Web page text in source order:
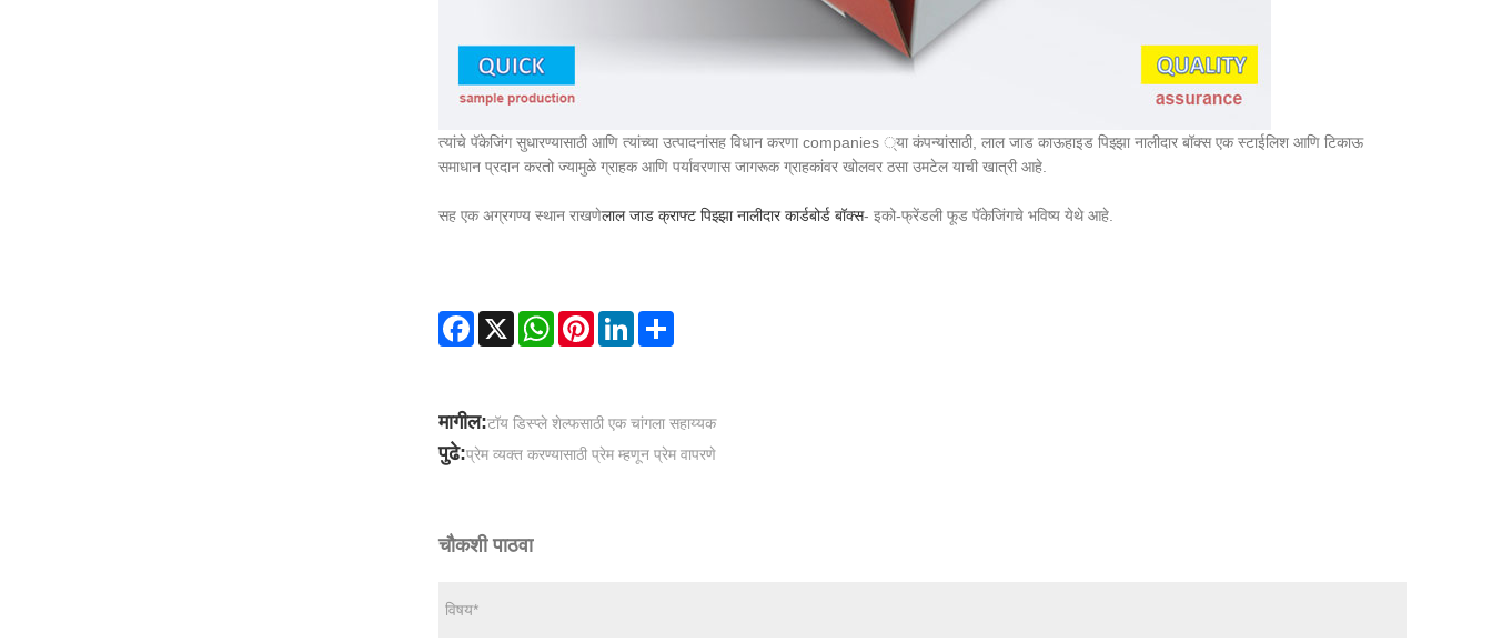
त्यांचे पॅकेजिंग सुधारण्यासाठी आणि त्यांच्या उत्पादनांसह विधान करणा companies ्या कंपन्यांसाठी, लाल जाड काऊहाइड पिझ्झा नालीदार बॉक्स एक स्टाईलिश आणि टिकाऊ
समाधान प्रदान करतो ज्यामुळे ग्राहक आणि पर्यावरणास जागरूक ग्राहकांवर खोलवर ठसा उमटेल याची खात्री आहे.
सह एक अग्रगण्य स्थान राखणेलाल जाड क्राफ्ट पिझ्झा नालीदार कार्डबोर्ड बॉक्स- इको-फ्रेंडली फूड पॅकेजिंगचे भविष्य येथे आहे.
Facebook
X WhatsAppPinterestLinkedInShare
मागील:टॉय डिस्प्ले शेल्फसाठी एक चांगला सहाय्यक
पुढे:प्रेम व्यक्त करण्यासाठी प्रेम म्हणून प्रेम वापरणे
चौकशी पाठवा